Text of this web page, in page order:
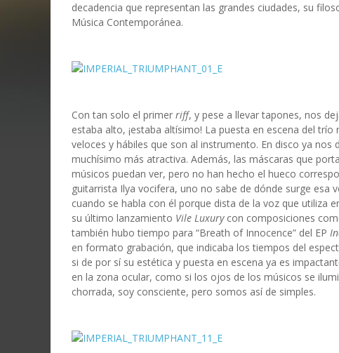
decadencia que representan las grandes ciudades, su
Música Contemporánea.
Con tan solo el primer riff, y pese a llevar tapones, nos
estaba alto, ¡estaba altísimo! La puesta en escena del
veloces y hábiles que son al instrumento. En disco ya
muchísimo más atractiva. Además, las máscaras que
músicos puedan ver, pero no han hecho el hueco
guitarrista Ilya vocifera, uno no sabe de dónde surge esa
cuando se habla con él porque dista de la voz que utiliza
su último lanzamiento Vile Luxurycon composiciones
también hubo tiempo para “Breath of Innocence” del EP
en formato grabación, que indicaba los tiempos del
si de por sí su estética y puesta en escena ya es
en la zona ocular, como si los ojos de los músicos se
chorrada, soy consciente, pero somos así de simples.